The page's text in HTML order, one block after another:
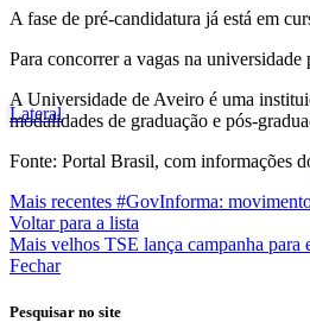
A fase de pré-candidatura já está em
Para concorrer a vagas na
A Universidade de Aveiro é uma
modalidades de graduação e pós-
Fonte: Portal Brasil, com informações
Mais recentes #GovInforma:
Voltar para a lista
Mais velhos TSE lança campanha para
Fechar
Pesquisar no site
Lateral